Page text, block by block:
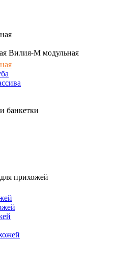
Вилия-М модульная
банкетки
прихожей